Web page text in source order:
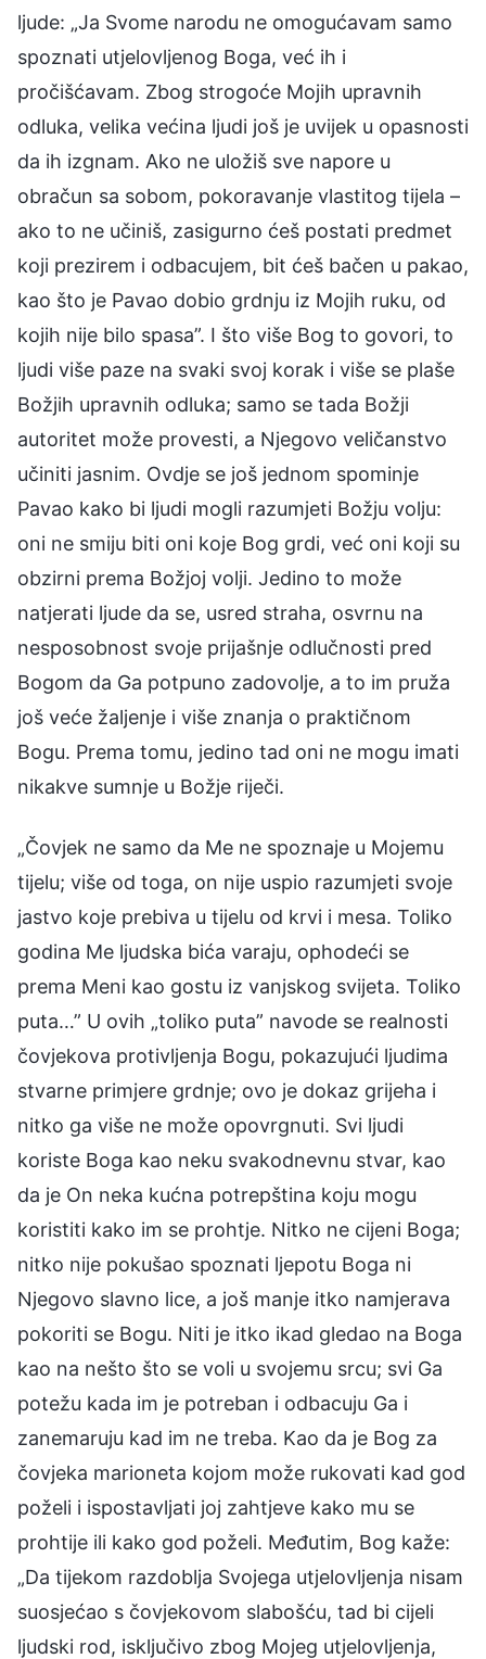
ljude: „Ja Svome narodu ne omogućavam samo
spoznati utjelovljenog Boga, već ih i
pročišćavam. Zbog strogoće Mojih upravnih
odluka, velika većina ljudi još je uvijek u opasnosti
da ih izgnam. Ako ne uložiš sve napore u
obračun sa sobom, pokoravanje vlastitog tijela –
ako to ne učiniš, zasigurno ćeš postati predmet
koji prezirem i odbacujem, bit ćeš bačen u pakao,
kao što je Pavao dobio grdnju iz Mojih ruku, od
kojih nije bilo spasa”. I što više Bog to govori, to
ljudi više paze na svaki svoj korak i više se plaše
Božjih upravnih odluka; samo se tada Božji
autoritet može provesti, a Njegovo veličanstvo
učiniti jasnim. Ovdje se još jednom spominje
Pavao kako bi ljudi mogli razumjeti Božju volju:
oni ne smiju biti oni koje Bog grdi, već oni koji su
obzirni prema Božjoj volji. Jedino to može
natjerati ljude da se, usred straha, osvrnu na
nesposobnost svoje prijašnje odlučnosti pred
Bogom da Ga potpuno zadovolje, a to im pruža
još veće žaljenje i više znanja o praktičnom
Bogu. Prema tomu, jedino tad oni ne mogu imati
nikakve sumnje u Božje riječi.
„Čovjek ne samo da Me ne spoznaje u Mojemu
tijelu; više od toga, on nije uspio razumjeti svoje
jastvo koje prebiva u tijelu od krvi i mesa. Toliko
godina Me ljudska bića varaju, ophodeći se
prema Meni kao gostu iz vanjskog svijeta. Toliko
puta…” U ovih „toliko puta” navode se realnosti
čovjekova protivljenja Bogu, pokazujući ljudima
stvarne primjere grdnje; ovo je dokaz grijeha i
nitko ga više ne može opovrgnuti. Svi ljudi
koriste Boga kao neku svakodnevnu stvar, kao
da je On neka kućna potrepština koju mogu
koristiti kako im se prohtje. Nitko ne cijeni Boga;
nitko nije pokušao spoznati ljepotu Boga ni
Njegovo slavno lice, a još manje itko namjerava
pokoriti se Bogu. Niti je itko ikad gledao na Boga
kao na nešto što se voli u svojemu srcu; svi Ga
potežu kada im je potreban i odbacuju Ga i
zanemaruju kad im ne treba. Kao da je Bog za
čovjeka marioneta kojom može rukovati kad god
poželi i ispostavljati joj zahtjeve kako mu se
prohtije ili kako god poželi. Međutim, Bog kaže:
„Da tijekom razdoblja Svojega utjelovljenja nisam
suosjećao s čovjekovom slabošću, tad bi cijeli
ljudski rod, isključivo zbog Mojeg utjelovljenja,